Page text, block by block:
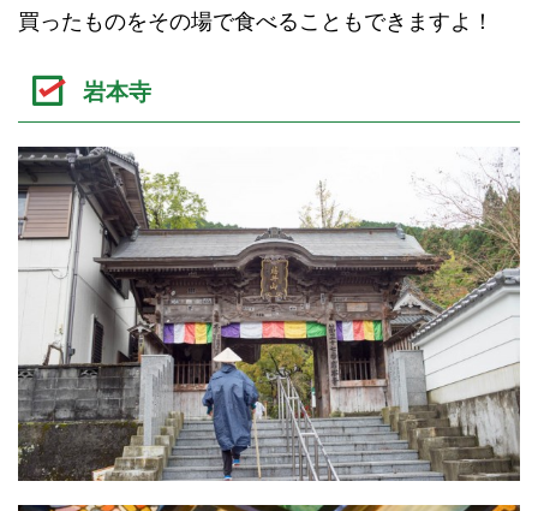
買ったものをその場で食べることもできますよ！
岩本寺